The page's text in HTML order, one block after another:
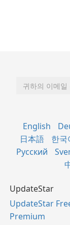
English
日本語
한국
Русский
UpdateStar
UpdateStar
Premium